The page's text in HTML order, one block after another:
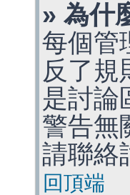
» 為什
每個管
反了規
是討論
警告無
請聯絡
回頂端